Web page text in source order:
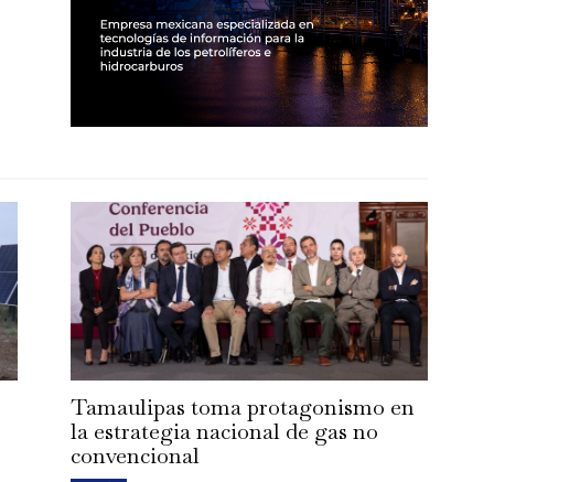
Tamaulipas toma protagonismo en
la estrategia nacional de gas no
convencional